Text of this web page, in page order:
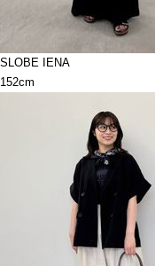
SLOBE IENA
152cm